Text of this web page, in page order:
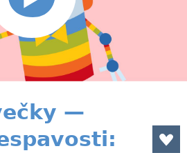
—